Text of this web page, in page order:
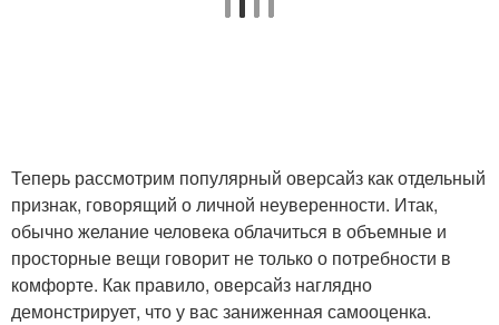
Теперь рассмотрим популярный оверсайз как отдельный
признак, говорящий о личной неуверенности. Итак,
обычно желание человека облачиться в объемные и
просторные вещи говорит не только о потребности в
комфорте. Как правило, оверсайз наглядно
демонстрирует, что у вас заниженная самооценка.